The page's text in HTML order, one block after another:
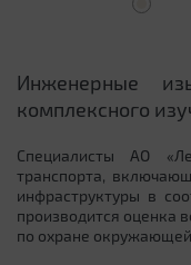
Инженерные
комплексного
Специалисты АО
транспорта,
инфраструктуры в
производится оценка
по охране